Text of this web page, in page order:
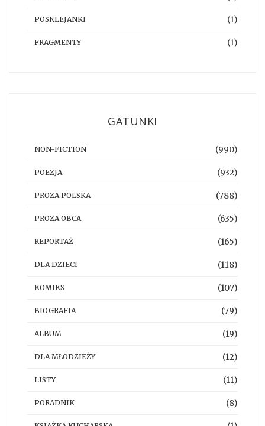
POSKLEJANKI (1)
FRAGMENTY (1)
GATUNKI
NON-FICTION (990)
POEZJA (932)
PROZA POLSKA (788)
PROZA OBCA (635)
REPORTAŻ (165)
DLA DZIECI (118)
KOMIKS (107)
BIOGRAFIA (79)
ALBUM (19)
DLA MŁODZIEŻY (12)
LISTY (11)
PORADNIK (8)